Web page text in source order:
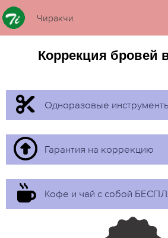
Чиракчи
Коррекция бровей
Одноразовые
Гарантия на коррекцию
Кофе и чай с собой